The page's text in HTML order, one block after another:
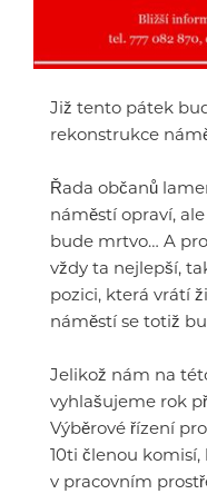
Již tento pátek
rekonstrukce
Řada občanů
náměstí opraví,
bude mrtvo… A
vždy ta nejlepší,
pozici, která vrátí
náměstí se totiž
Jelikož nám na
vyhlašujeme rok
Výběrové řízení
10ti členou
v pracovním